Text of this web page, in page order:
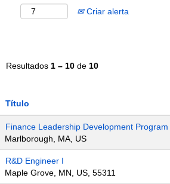
Criar alerta
Resultados 1 – 10 de 10
Título
Finance Leadership Development
Marlborough, MA, US
R&D Engineer I
Maple Grove, MN, US, 55311